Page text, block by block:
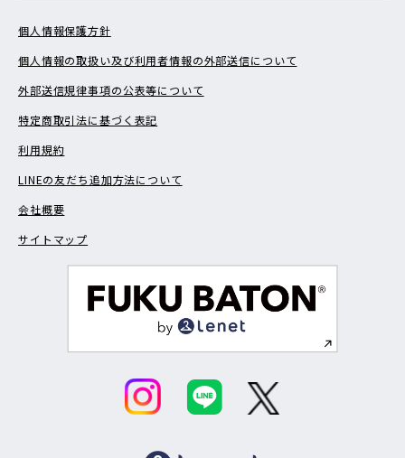
個人情報保護方針
個人情報の取扱い及び利用者情報の外部送信について
外部送信規律事項の公表等について
特定商取引法に基づく表記
利用規約
LINEの友だち追加方法について
会社概要
サイトマップ